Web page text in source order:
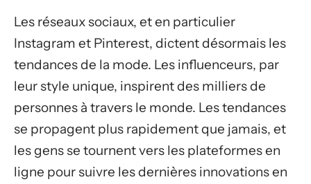
Les réseaux sociaux, et en particulier
Instagram et Pinterest, dictent désormais les
tendances de la mode. Les influenceurs, par
leur style unique, inspirent des milliers de
personnes à travers le monde. Les tendances
se propagent plus rapidement que jamais, et
les gens se tournent vers les plateformes en
ligne pour suivre les dernières innovations en